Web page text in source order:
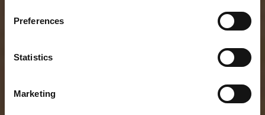
Preferences
Statistics
Marketing